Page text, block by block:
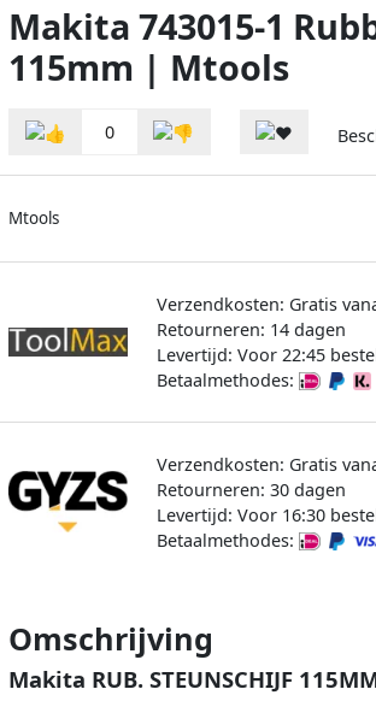
Makita 743015-1
115mm | Mtools
0
Mtools
Verzendkosten: Gratis
Retourneren: 14 dagen
Levertijd: Voor 22:45
Betaalmethodes:
Verzendkosten: Gratis
Retourneren: 30 dagen
Levertijd: Voor 16:30
Betaalmethodes:
Omschrijving
Makita RUB. STEUNSCHIJF